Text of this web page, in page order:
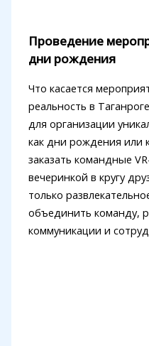
Проведение
дни рождения
Что касается
реальность в
для организации
как дни рождения или
заказать командные
вечеринкой в кругу
только
объединить команду,
коммуникации и